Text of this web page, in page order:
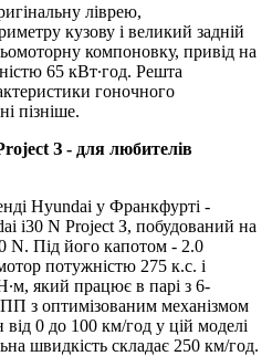
ліврею,
кузову і великий задній
компоновку, привід на
65 кВт∙год. Решта
гоночного
пізніше.
З - для любителів
Hyundai у Франкфурті -
i30 N Project З, побудований на
N. Під його капотом - 2.0
потужністю 275 к.с. і
який працює в парі з 6-
з оптимізованим механізмом
0 до 100 км/год у цій моделі
швидкість складає 250 км/год.